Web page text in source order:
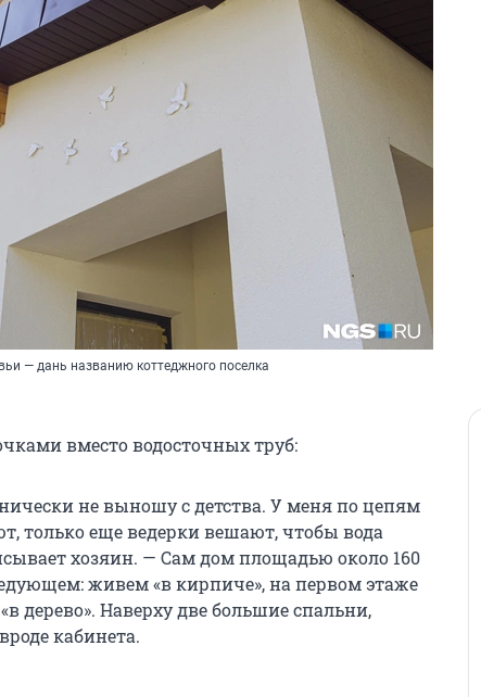
— дань названию коттеджного поселка
вместо водосточных труб:
не выношу с детства. У меня по цепям
только еще ведерки вешают, чтобы вода
хозяин. — Сам дом площадью около 160
живем «в кирпиче», на первом этаже
дерево». Наверху две большие спальни,
кабинета.